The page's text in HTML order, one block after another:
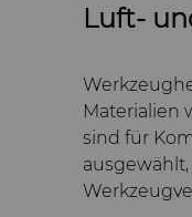
Luft-
Materialien
sind für